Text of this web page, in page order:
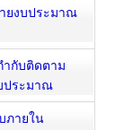
ยงบประมาณ
ำกับติดตาม
ประมาณ
ภายใน